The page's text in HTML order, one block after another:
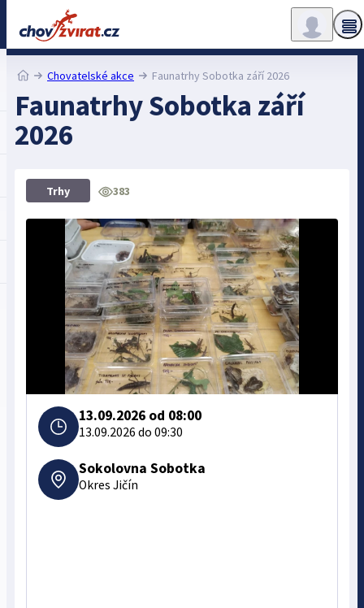
Chovatelské akce Faunatrhy Sobotka září 2026
Faunatrhy Sobotka září
2026
Trhy 383
13.09.2026 od 08:00
13.09.2026 do 09:30
Sokolovna Sobotka
Okres Jičín